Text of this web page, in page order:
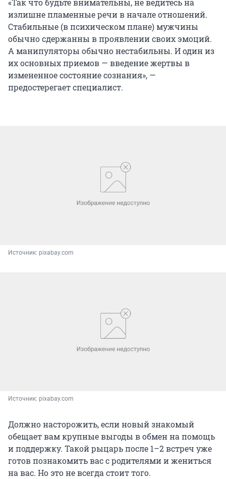
«Так что будьте внимательны, не ведитесь на
излишне пламенные речи в начале отношений.
Стабильные (в психическом плане) мужчины
обычно сдержанны в проявлении своих эмоций.
А манипуляторы обычно нестабильны. И один из
их основных приемов — введение жертвы в
измененное состояние сознания», —
предостерегает специалист.
Источник: pixabay.com
Источник: pixabay.com
Должно насторожить, если новый знакомый
обещает вам крупные выгоды в обмен на помощь
и поддержку. Такой рыцарь после 1–2 встреч уже
готов познакомить вас с родителями и жениться
на вас. Но это не всегда стоит того.